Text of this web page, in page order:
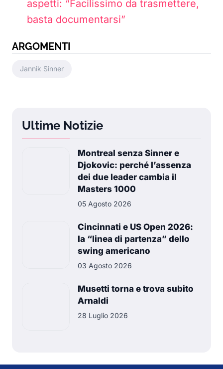
aspetti: “Facilissimo da trasmettere,
basta documentarsi”
ARGOMENTI
Jannik Sinner
Ultime Notizie
Montreal senza Sinner e
Djokovic: perché l’assenza
dei due leader cambia il
Masters 1000
05 Agosto 2026
Cincinnati e US Open 2026:
la “linea di partenza” dello
swing americano
03 Agosto 2026
Musetti torna e trova subito
Arnaldi
28 Luglio 2026